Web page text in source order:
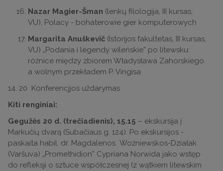
Nazar Magier-Šman (lenkų filologija, III kursas,
VU), Polacy - bohaterowie gier komputerowych
Margarita Anuškevič (Istorijos fakultetas, III kursas,
VU) „Podania i legendy wileńskie” po litewsku:
różnice między zbiorem Władysława Zahorskiego
a wolnym przekładem P. Vingisa
14. 20 Konferencjjos uždarymas
Kiti renginiai:
Gegužės 20 d. (trečiadienis), 15.15 – ekskursija į
Markučių dvarą (Subačiaus g. 124). Po ekskursijos -
paskaita habil. dr. Magdalenos Woźniewskos-Działak
(Varšuva) „Promethidion” Cypriana Norwida jako wstęp
do refleksji o sztuce współczesnej (z wątkiem litewskim